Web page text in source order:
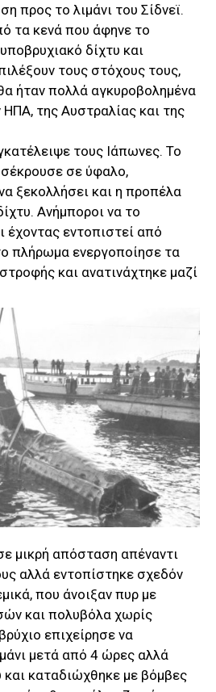
προς το λιμάνι του Σίδνεϊ.
τα κενά που άφηνε το
δίχτυ και
τους στόχους τους,
ήταν πολλά αγκυροβολημένα
της Αυστραλίας και της
τους Ιάπωνες. Το
σε ύφαλο,
ξεκολλήσει και η προπέλα
Ανήμποροι να το
εντοπιστεί από
πλήρωμα ενεργοποίησε τα
και ανατινάχτηκε μαζί
μικρή απόσταση απέναντι
αλλά εντοπίστηκε σχεδόν
που άνοιξαν πυρ με
και πολυβόλα χωρίς
επιχείρησε να
μετά από 4 ώρες αλλά
και καταδιώχθηκε με βόμβες